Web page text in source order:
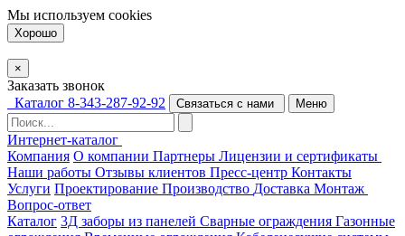
Мы используем cookies
Хорошо
×
Заказать звонок
Каталог 8-343-287-92-92 Связаться с нами Меню
Интернет-каталог
Компания О компании Партнеры Лицензии и сертификаты
Наши работы Отзывы клиентов Пресс-центр Контакты
Услуги Проектирование Производство Доставка Монтаж
Вопрос-ответ
Каталог 3Д заборы из панелей Сварные ограждения Газонные